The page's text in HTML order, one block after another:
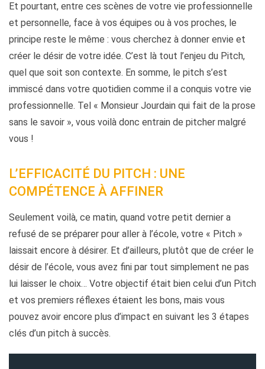
Et pourtant, entre ces scènes de votre vie professionnelle
et personnelle, face à vos équipes ou à vos proches, le
principe reste le même : vous cherchez à donner envie et
créer le désir de votre idée. C’est là tout l’enjeu du Pitch,
quel que soit son contexte. En somme, le pitch s’est
immiscé dans votre quotidien comme il a conquis votre vie
professionnelle. Tel « Monsieur Jourdain qui fait de la prose
sans le savoir », vous voilà donc entrain de pitcher malgré
vous !
L’EFFICACITÉ DU PITCH : UNE
COMPÉTENCE À AFFINER
Seulement voilà, ce matin, quand votre petit dernier a
refusé de se préparer pour aller à l’école, votre « Pitch »
laissait encore à désirer. Et d’ailleurs, plutôt que de créer le
désir de l’école, vous avez fini par tout simplement ne pas
lui laisser le choix… Votre objectif était bien celui d’un Pitch
et vos premiers réflexes étaient les bons, mais vous
pouvez avoir encore plus d’impact en suivant les 3 étapes
clés d’un pitch à succès.